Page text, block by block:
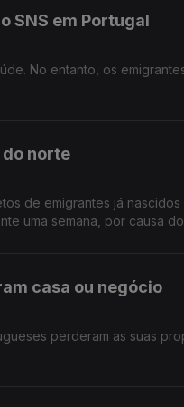
SNS em Portugal
No entanto, os
norte
de emigrantes já nascidos
uma semana, por causa
casa ou negócio
perderam as suas